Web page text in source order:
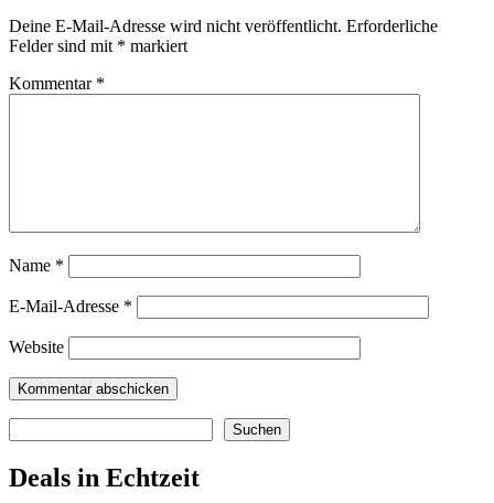
Deine E-Mail-Adresse wird nicht veröffentlicht. Erforderliche
Felder sind mit * markiert
Kommentar *
Name *
E-Mail-Adresse *
Website
Suchen
Deals in Echtzeit